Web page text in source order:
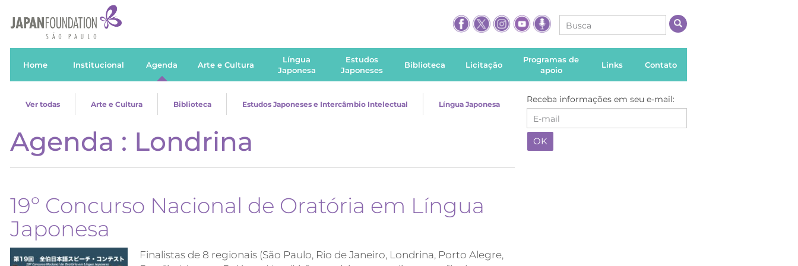
Home Institucional Agenda Arte e Cultura
Língua
Japonesa
Estudos
Japoneses
Biblioteca Licitação
Programas de
apoio
Links Contato
Ver todas Arte e Cultura Biblioteca Estudos Japoneses e Intercâmbio Intelectual Língua Japonesa
Agenda : Londrina
19º Concurso Nacional de Oratória em Língua
Japonesa
Finalistas de 8 regionais (São Paulo, Rio de Janeiro, Londrina, Porto Alegre,
Receba informações em seu e-mail: